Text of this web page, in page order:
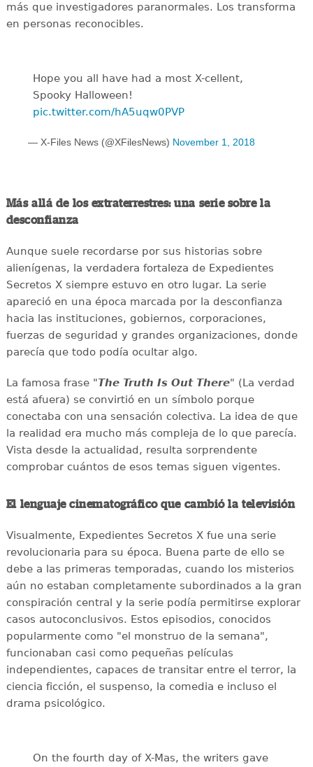
más que investigadores paranormales. Los transforma
en personas reconocibles.
Hope you all have had a most X-cellent,
Spooky Halloween!
pic.twitter.com/hA5uqw0PVP
— X-Files News (@XFilesNews) November 1, 2018
Más allá de los extraterrestres: una serie sobre la
desconfianza
Aunque suele recordarse por sus historias sobre
alienígenas, la verdadera fortaleza de Expedientes
Secretos X siempre estuvo en otro lugar. La serie
apareció en una época marcada por la desconfianza
hacia las instituciones, gobiernos, corporaciones,
fuerzas de seguridad y grandes organizaciones, donde
parecía que todo podía ocultar algo.
La famosa frase "The Truth Is Out There" (La verdad
está afuera) se convirtió en un símbolo porque
conectaba con una sensación colectiva. La idea de que
la realidad era mucho más compleja de lo que parecía.
Vista desde la actualidad, resulta sorprendente
comprobar cuántos de esos temas siguen vigentes.
El lenguaje cinematográfico que cambió la televisión
Visualmente, Expedientes Secretos X fue una serie
revolucionaria para su época. Buena parte de ello se
debe a las primeras temporadas, cuando los misterios
aún no estaban completamente subordinados a la gran
conspiración central y la serie podía permitirse explorar
casos autoconclusivos. Estos episodios, conocidos
popularmente como "el monstruo de la semana",
funcionaban casi como pequeñas películas
independientes, capaces de transitar entre el terror, la
ciencia ficción, el suspenso, la comedia e incluso el
drama psicológico.
On the fourth day of X-Mas, the writers gave